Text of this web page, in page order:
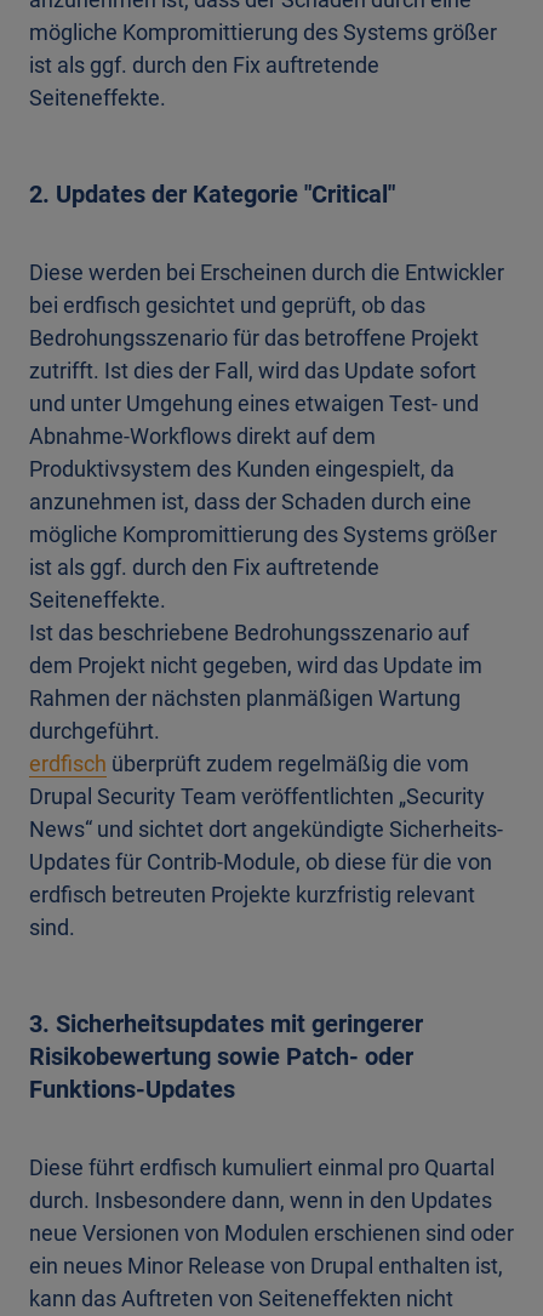
mögliche Kompromittierung des Systems größer
ist als ggf. durch den Fix auftretende
Seiteneffekte.
2. Updates der Kategorie "Critical"
Diese werden bei Erscheinen durch die Entwickler
bei erdfisch gesichtet und geprüft, ob das
Bedrohungsszenario für das betroffene Projekt
zutrifft. Ist dies der Fall, wird das Update sofort
und unter Umgehung eines etwaigen Test- und
Abnahme-Workflows direkt auf dem
Produktivsystem des Kunden eingespielt, da
anzunehmen ist, dass der Schaden durch eine
mögliche Kompromittierung des Systems größer
ist als ggf. durch den Fix auftretende
Seiteneffekte.
Ist das beschriebene Bedrohungsszenario auf
dem Projekt nicht gegeben, wird das Update im
Rahmen der nächsten planmäßigen Wartung
durchgeführt.
erdfisch überprüft zudem regelmäßig die vom
Drupal Security Team veröffentlichten „Security
News“ und sichtet dort angekündigte Sicherheits-
Updates für Contrib-Module, ob diese für die von
erdfisch betreuten Projekte kurzfristig relevant
sind.
3. Sicherheitsupdates mit geringerer
Risikobewertung sowie Patch- oder
Funktions-Updates
Diese führt erdfisch kumuliert einmal pro Quartal
durch. Insbesondere dann, wenn in den Updates
neue Versionen von Modulen erschienen sind oder
ein neues Minor Release von Drupal enthalten ist,
kann das Auftreten von Seiteneffekten nicht